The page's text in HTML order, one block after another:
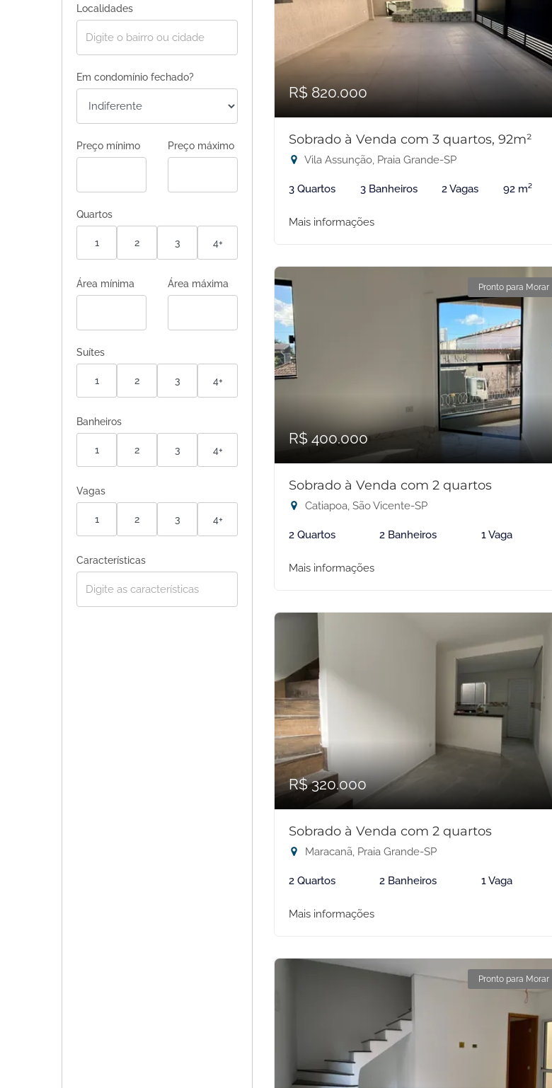
Localidades
Em condomínio fechado?
Preço mínimo Preço máximo
Quartos
1 2 3 4+
Área mínima Área máxima
Suítes
1 2 3 4+
Banheiros
1 2 3 4+
Vagas
1 2 3 4+
Características
R$ 820.000
Sobrado à Venda com 3 quartos, 92m²
Vila Assunção, Praia Grande-SP
3 Quartos 3 Banheiros 2 Vagas 92 m²
Mais informações
Pronto para Morar
R$ 400.000
Sobrado à Venda com 2 quartos
Catiapoa, São Vicente-SP
2 Quartos 2 Banheiros 1 Vaga
Mais informações
R$ 320.000
Sobrado à Venda com 2 quartos
Maracanã, Praia Grande-SP
2 Quartos 2 Banheiros 1 Vaga
Mais informações
Pronto para Morar